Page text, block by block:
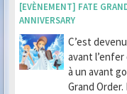
[EVÈNEMENT] FATE
ANNIVERSARY
C’est
avant
à un avant
Grand Order.